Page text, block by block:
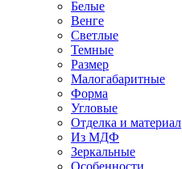
Белые
Венге
Светлые
Темные
Размер
Малогабаритные
Форма
Угловые
Отделка и материал
Из МДФ
Зеркальные
Особенности